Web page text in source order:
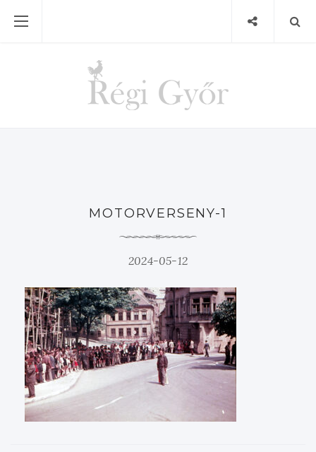
MOTORVERSENY-1
2024-05-12